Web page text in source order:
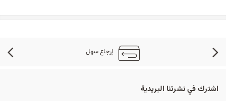
إرجاع سهل
اشترك في نشرتنا البريدية